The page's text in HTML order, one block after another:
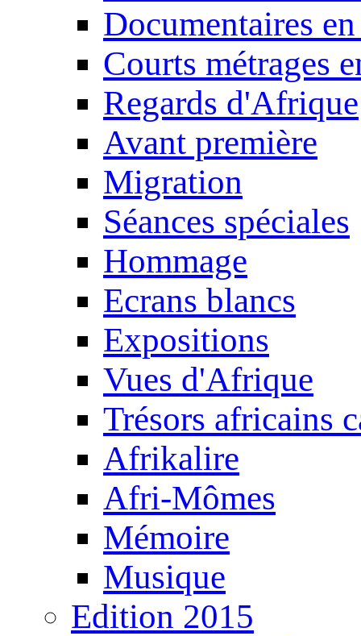
Documentaires
Courts métrages
Regards d'Afrique
Avant première
Migration
Séances spéciales
Hommage
Ecrans blancs
Expositions
Vues d'Afrique
Trésors africains
Afrikalire
Afri-Mômes
Mémoire
Musique
Edition 2015